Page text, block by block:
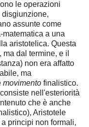
le operazioni
assunte come
a una
aristotelica. Questa
dal termine, e il
non era affatto
ma
movimento finalistico.
nell'esteriorità
che è anche
Aristotele
principi non formali,